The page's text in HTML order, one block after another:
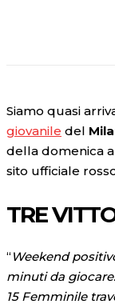
Siamo quasi
giovanile del
della domenica
sito ufficiale
TRE
“ Weekend
minuti da
15 Femminile